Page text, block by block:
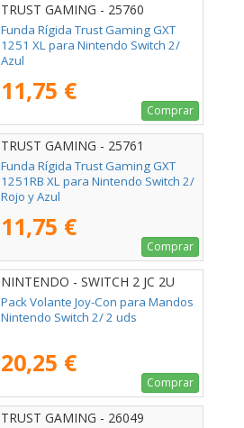
TRUST GAMING - 25760
Funda Rígida Trust Gaming GXT
1251 XL para Nintendo Switch 2/
Azul
11,75 €
Comprar
TRUST GAMING - 25761
Funda Rígida Trust Gaming GXT
1251RB XL para Nintendo Switch 2/
Rojo y Azul
11,75 €
Comprar
NINTENDO - SWITCH 2 JC 2U
Pack Volante Joy-Con para Mandos
Nintendo Switch 2/ 2 uds
20,25 €
Comprar
TRUST GAMING - 26049